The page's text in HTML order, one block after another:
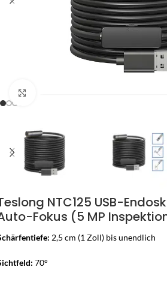
NTC125 USB-
Fokus (5 MP
2,5 cm (1 Zoll) bis unendlich
70°